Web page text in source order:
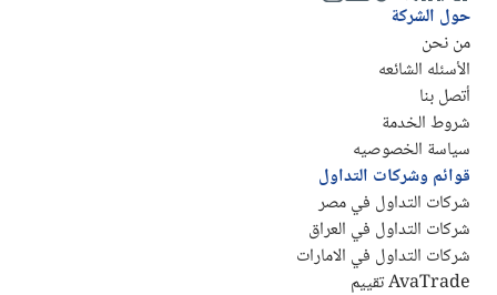
حول الشركة
من نحن
الأسئله الشائعه
أتصل بنا
شروط الخدمة
سياسة الخصوصيه
قوائم وشركات التداول
شركات التداول في مصر
شركات التداول في العراق
شركات التداول في الامارات
AvaTrade تقييم